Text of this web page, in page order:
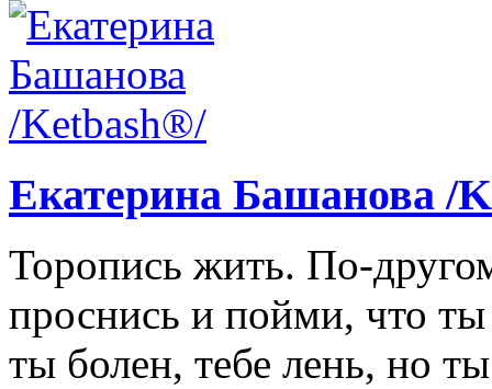
Екатерина Башанова /
Торопись жить. По-
проснись и пойми, что
ты болен, тебе лень, но